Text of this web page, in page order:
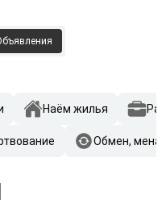
Наём жилья
Обмен, мена